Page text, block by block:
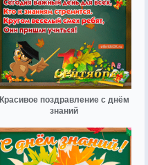
Красивое поздравление с днём
знаний